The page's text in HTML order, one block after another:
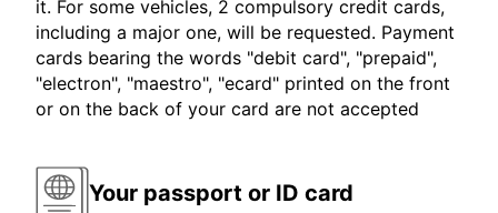
it. For some vehicles, 2 compulsory credit cards,
including a major one, will be requested. Payment
cards bearing the words "debit card", "prepaid",
"electron", "maestro", "ecard" printed on the front
or on the back of your card are not accepted
Your passport or ID card